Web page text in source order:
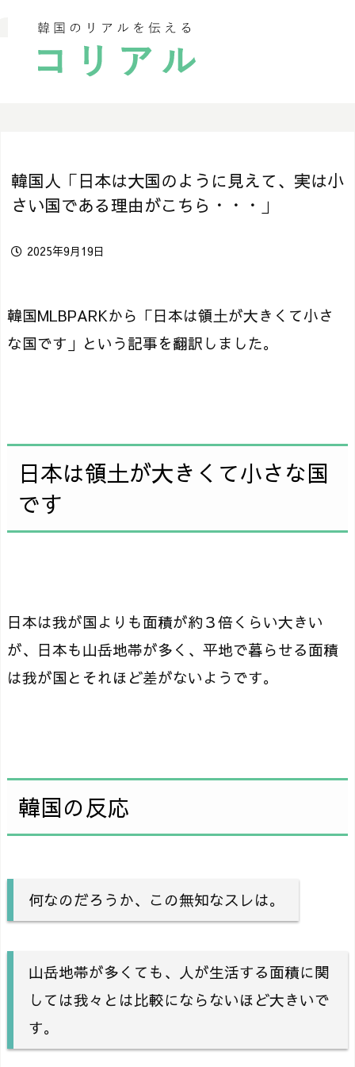
韓国人「日本は大国のように見えて、実は小
さい国である理由がこちら・・・」
2025年9月19日
韓国MLBPARKから「日本は領土が大きくて小さ
な国です」という記事を翻訳しました。
日本は領土が大きくて小さな国
です
日本は我が国よりも面積が約３倍くらい大きい
が、日本も山岳地帯が多く、平地で暮らせる面積
は我が国とそれほど差がないようです。
韓国の反応
何なのだろうか、この無知なスレは。
山岳地帯が多くても、人が生活する面積に関
しては我々とは比較にならないほど大きいで
す。